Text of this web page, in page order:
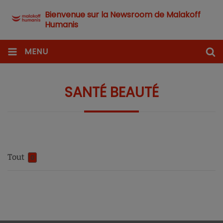
Bienvenue sur la Newsroom de Malakoff
Humanis
MENU
SANTÉ BEAUTÉ
Tout 0